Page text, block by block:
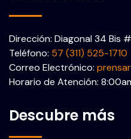
Dirección: Diagonal 34 Bis
Teléfono: 57 (311) 525-1710
Correo Electrónico:
Horario de Atención:
Descubre más